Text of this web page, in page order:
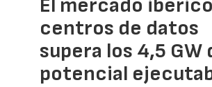
El mercado
centros de datos
supera los 4,5 GW
potencial